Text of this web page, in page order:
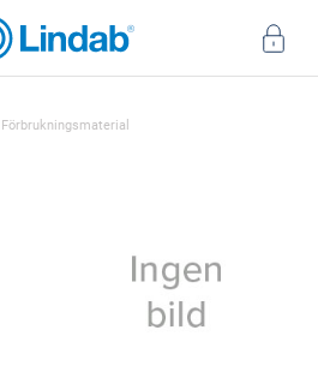
Förbrukningsmaterial